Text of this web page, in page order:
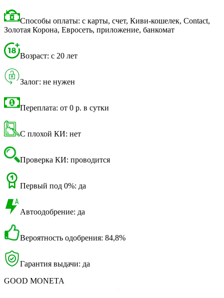
Способы оплаты: с карты, счет, Киви-кошелек, Contact,
Золотая Корона, Евросеть, приложение, банкомат
Возраст: с 20 лет
Залог: не нужен
Переплата: от 0 р. в сутки
С плохой КИ: нет
Проверка КИ: проводится
Первый под 0%: да
Автоодобрение: да
Вероятность одобрения: 84,8%
Гарантия выдачи: да
GOOD MONETA